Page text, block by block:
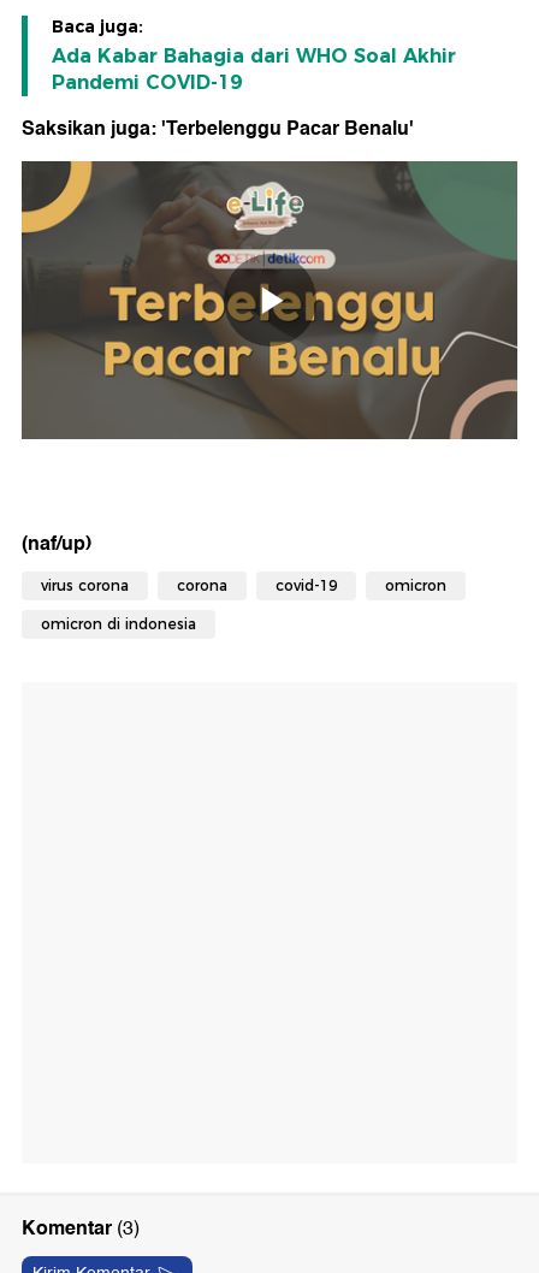
Baca juga:
Ada Kabar Bahagia dari WHO Soal Akhir
Pandemi COVID-19
Saksikan juga: 'Terbelenggu Pacar Benalu'
(naf/up)
virus corona corona covid-19 omicron
omicron di indonesia